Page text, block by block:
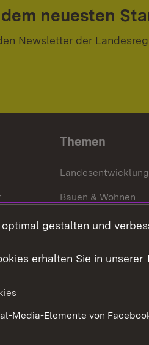
neuesten
Newsletter der
Themen
Landesentwicklung
Bauen & Wohnen
Städtebau
gestalten und
erhalten Sie in unserer
Media-Elemente von